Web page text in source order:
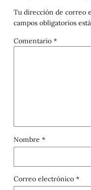
Tu dirección de correo
campos obligatorios
Comentario *
Nombre *
Correo electrónico *